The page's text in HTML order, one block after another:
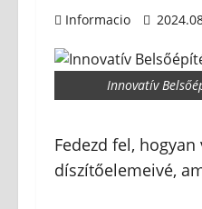
Informacio
Innovatív
Fedezd fel,
díszítőelemeivé,